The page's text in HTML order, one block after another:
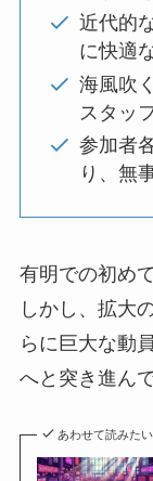
近代的
に快適
海風吹
スタッ
参加者
り、無
有明での初め
しかし、拡大
らに巨大な動
へと突き進ん
あわせて読みたい